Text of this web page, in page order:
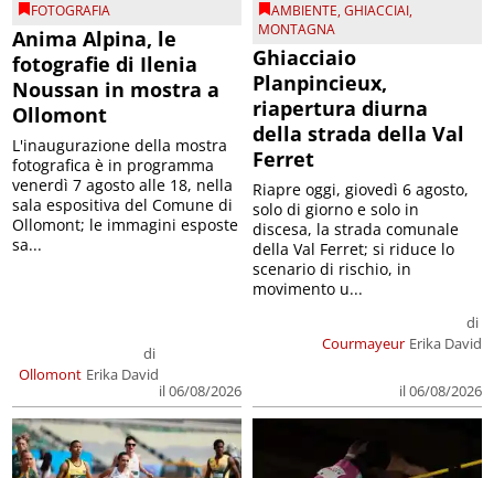
FOTOGRAFIA
Anima Alpina, le
fotografie di Ilenia
Noussan in mostra a
Ollomont
Ollomont
di
Erika David
il 06/08/2026
L'inaugurazione della mostra
fotografica è in programma
venerdì 7 agosto alle 18, nella
sala espositiva del Comune di
Ollomont; le immagini esposte
sa...
AMBIENTE,GHIACCIAI,
MONTAGNA
Ghiacciaio
Planpincieux,
riapertura diurna
della strada della Val
Ferret
Courmayeur
di
Erika David
il 06/08/2026
Riapre oggi, giovedì 6 agosto,
solo di giorno e solo in
discesa, la strada comunale
della Val Ferret; si riduce lo
scenario di rischio, in
movimento u...